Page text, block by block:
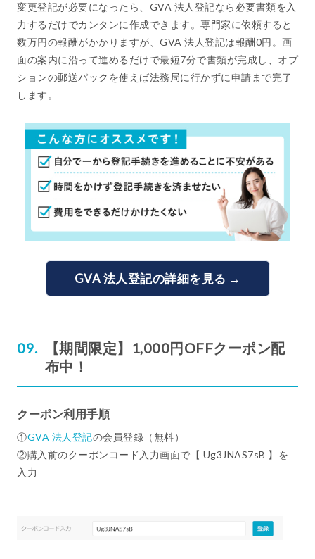
変更登記が必要になったら、GVA 法人登記なら必要書類を入
力するだけでカンタンに作成できます。専門家に依頼すると
数万円の報酬がかかりますが、GVA 法人登記は報酬0円。画
面の案内に沿って進めるだけで最短7分で書類が完成し、オプ
ションの郵送パックを使えば法務局に行かずに申請まで完了
します。
GVA 法人登記の詳細を見る →
【期間限定】1,000円OFFクーポン配
布中！
クーポン利用手順
①GVA 法人登記の会員登録（無料）
②購入前のクーポンコード入力画面で【 Ug3JNAS7sB 】を
入力